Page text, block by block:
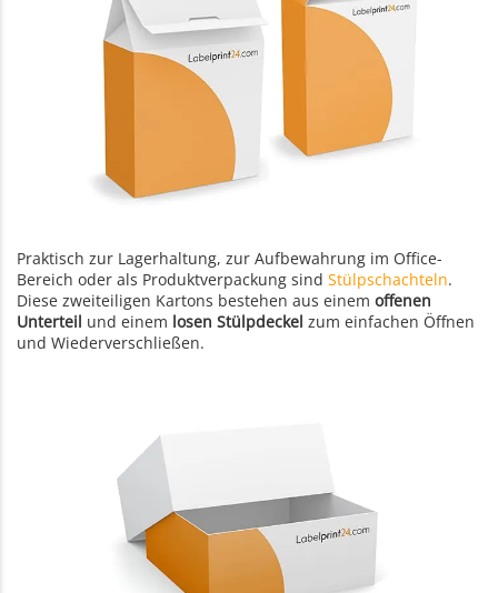
Praktisch zur Lagerhaltung, zur Aufbewahrung im Office-
Bereich oder als Produktverpackung sind Stülpschachteln.
Diese zweiteiligen Kartons bestehen aus einem offenen
Unterteil und einem losen Stülpdeckel zum einfachen Öffnen
und Wiederverschließen.